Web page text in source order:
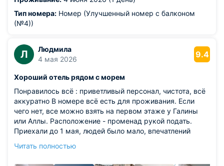
Тип номера: Номер (Улучшенный номер с балконом
(№4))
Л
Людмила
4 мая 2026
9.4
Хороший отель рядом с морем
Понравилось всё : приветливый персонал, чистота, всё
аккуратно В номере всё есть для проживания. Если
чего нет, все можно взять на первом этаже у Галины
или Аллы. Расположение - променад рукой подать.
Приехали до 1 мая, людей было мало, впечатлений
Каферестораны в шаговой доступности. Вот ресторан
Читать полностью